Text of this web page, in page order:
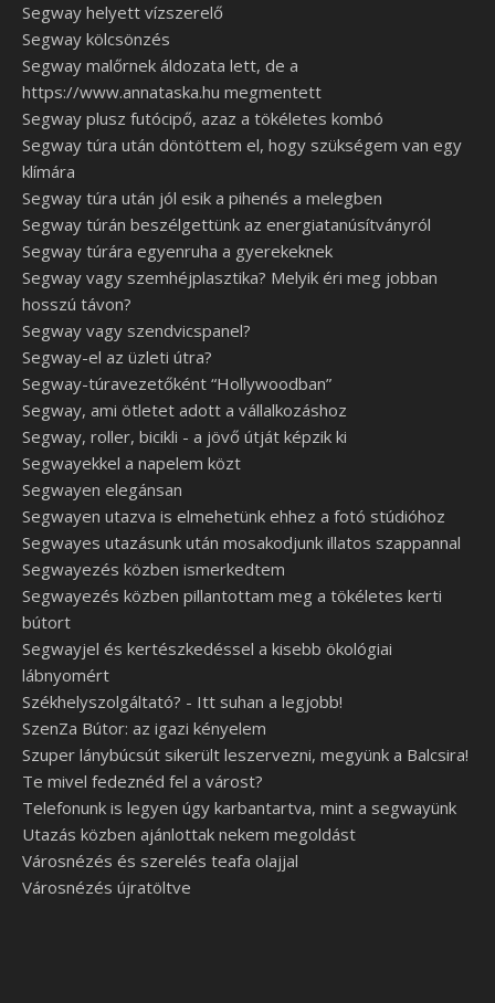
Segway helyett vízszerelő
Segway kölcsönzés
Segway malőrnek áldozata lett, de a
https://www.annataska.hu megmentett
Segway plusz futócipő, azaz a tökéletes kombó
Segway túra után döntöttem el, hogy szükségem van egy
klímára
Segway túra után jól esik a pihenés a melegben
Segway túrán beszélgettünk az energiatanúsítványról
Segway túrára egyenruha a gyerekeknek
Segway vagy szemhéjplasztika? Melyik éri meg jobban
hosszú távon?
Segway vagy szendvicspanel?
Segway-el az üzleti útra?
Segway-túravezetőként “Hollywoodban”
Segway, ami ötletet adott a vállalkozáshoz
Segway, roller, bicikli - a jövő útját képzik ki
Segwayekkel a napelem közt
Segwayen elegánsan
Segwayen utazva is elmehetünk ehhez a fotó stúdióhoz
Segwayes utazásunk után mosakodjunk illatos szappannal
Segwayezés közben ismerkedtem
Segwayezés közben pillantottam meg a tökéletes kerti
bútort
Segwayjel és kertészkedéssel a kisebb ökológiai
lábnyomért
Székhelyszolgáltató? - Itt suhan a legjobb!
SzenZa Bútor: az igazi kényelem
Szuper lánybúcsút sikerült leszervezni, megyünk a Balcsira!
Te mivel fedeznéd fel a várost?
Telefonunk is legyen úgy karbantartva, mint a segwayünk
Utazás közben ajánlottak nekem megoldást
Városnézés és szerelés teafa olajjal
Városnézés újratöltve